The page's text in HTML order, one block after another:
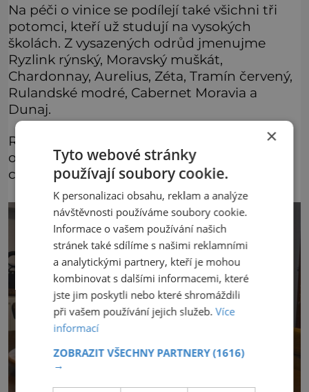
Na péči o vinice se podílejí také všichni tři
potomci, kteří už studují na vysokých
školách. Z vysazených odrůd jmenujme
Ryzlink rýnský, Moravský muškát,
Chardonnay, Aurelius, Zéta, Tramín červený,
Rulandské modré, Cabernet Moravia a
Dunaj.
Rodina se kromě „vinařiny“ věnuje také
ovocnářství, pěstování zeleniny, bylinek i
chovu Anglonubujských koz.
×
Tyto webové stránky
používají soubory cookie.
K personalizaci obsahu, reklam a analýze
návštěvnosti používáme soubory cookie.
Informace o vašem používání našich
stránek také sdílíme s našimi reklamními
a analytickými partnery, kteří je mohou
kombinovat s dalšími informacemi, které
jste jim poskytli nebo které shromáždili
při vašem používání jejich služeb.Více
informací
ZOBRAZIT VŠECHNY PARTNERY(1616)
→